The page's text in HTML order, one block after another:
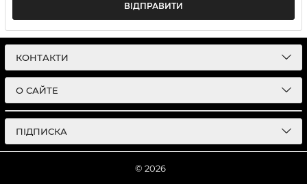
ВІДПРАВИТИ
КОНТАКТИ
О САЙТЕ
ПІДПИСКА
© 2026